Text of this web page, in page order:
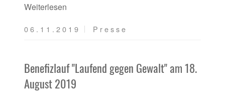
Weiterlesen
06.11.2019 Presse
Benefizlauf "Laufend gegen Gewalt" am 18.
August 2019